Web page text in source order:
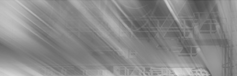
Purpose Marketing
Reputatie & crisis